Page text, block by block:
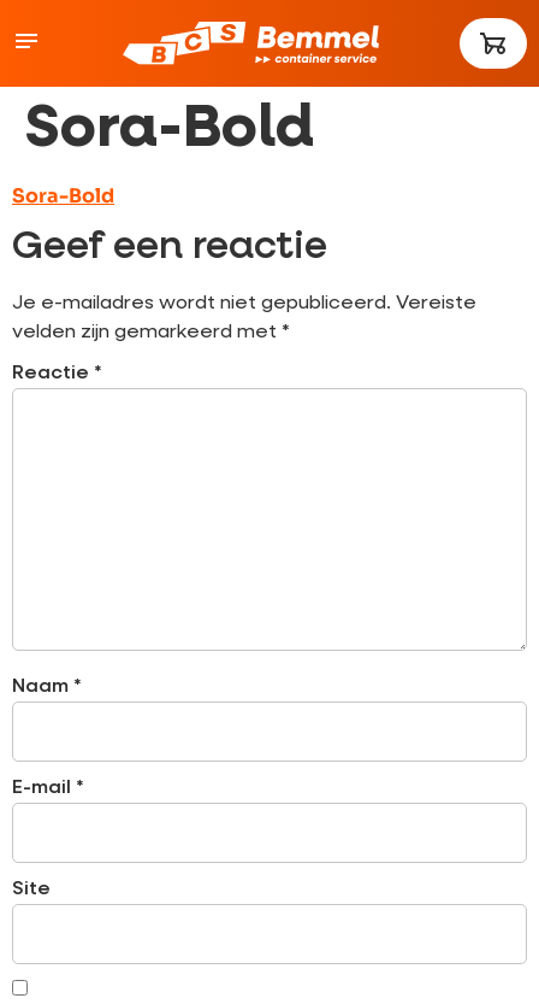
Sora-Bold
Sora-Bold
Geef een reactie
Je e-mailadres wordt niet gepubliceerd. Vereiste
velden zijn gemarkeerd met *
Reactie *
Naam *
E-mail *
Site